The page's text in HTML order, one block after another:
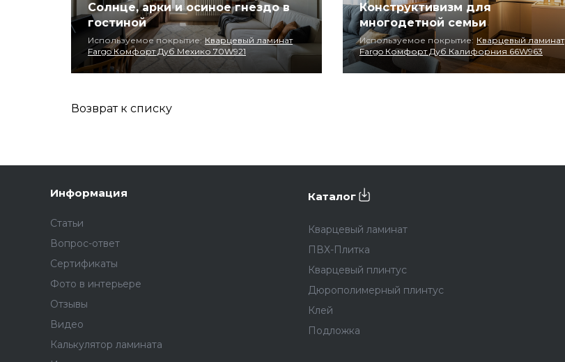
Солнце, арки и осиное гнездо в
гостиной
Используемое покрытие: Кварцевый ламинат
Fargo Комфорт Дуб Мехико 70W921
Конструктивизм для
многодетной семьи
Используемое покрытие: Кварцевый ламинат
Fargo Комфорт Дуб Калифорния 66W963
Возврат к списку
Информация
Статьи
Вопрос-ответ
Сертификаты
Фото в интерьере
Отзывы
Видео
Калькулятор ламината
Каталог
Кварцевый ламинат
ПВХ-Плитка
Кварцевый плинтус
Дюрополимерный плинтус
Клей
Подложка